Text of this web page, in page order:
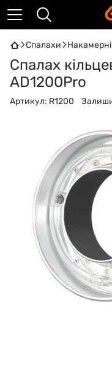
Спалахи
Спалах
AD1200Pro
Артикул: R1200